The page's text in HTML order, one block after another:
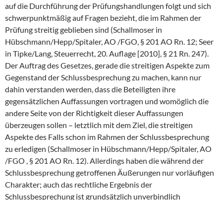
auf die Durchführung der Prüfungshandlungen folgt und sich
schwerpunktmäßig auf Fragen bezieht, die im Rahmen der
Prüfung streitig geblieben sind (Schallmoser in
Hübschmann/Hepp/Spitaler, AO /FGO, § 201 AO Rn. 12; Seer
in Tipke/Lang, Steuerrecht, 20. Auflage [2010], § 21 Rn. 247).
Der Auftrag des Gesetzes, gerade die streitigen Aspekte zum
Gegenstand der Schlussbesprechung zu machen, kann nur
dahin verstanden werden, dass die Beteiligten ihre
gegensätzlichen Auffassungen vortragen und womöglich die
andere Seite von der Richtigkeit dieser Auffassungen
überzeugen sollen – letztlich mit dem Ziel, die streitigen
Aspekte des Falls schon im Rahmen der Schlussbesprechung
zu erledigen (Schallmoser in Hübschmann/Hepp/Spitaler, AO
/FGO , § 201 AO Rn. 12). Allerdings haben die während der
Schlussbesprechung getroffenen Äußerungen nur vorläufigen
Charakter; auch das rechtliche Ergebnis der
Schlussbesprechung ist grundsätzlich unverbindlich